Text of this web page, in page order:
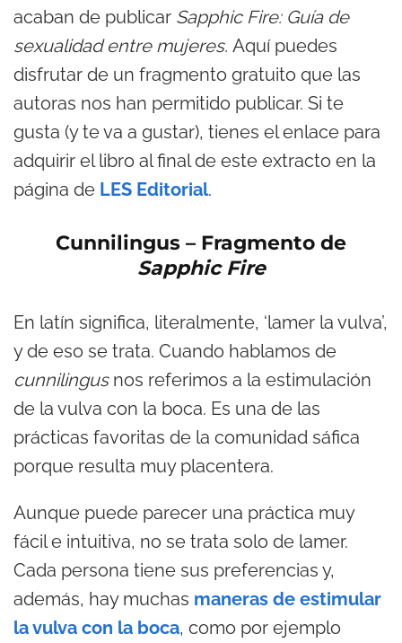
acaban de publicar Sapphic Fire: Guía de
sexualidad entre mujeres. Aquí puedes
disfrutar de un fragmento gratuito que las
autoras nos han permitido publicar. Si te
gusta (y te va a gustar), tienes el enlace para
adquirir el libro al final de este extracto en la
página de LES Editorial.
Cunnilingus – Fragmento de
Sapphic Fire
En latín significa, literalmente, ‘lamer la vulva’,
y de eso se trata. Cuando hablamos de
cunnilingus nos referimos a la estimulación
de la vulva con la boca. Es una de las
prácticas favoritas de la comunidad sáfica
porque resulta muy placen­tera.
Aunque puede parecer una práctica muy
fácil e intuitiva, no se trata solo de lamer.
Cada persona tiene sus preferencias y,
además, hay muchas maneras de estimular
la vulva con la boca, como por ejemplo